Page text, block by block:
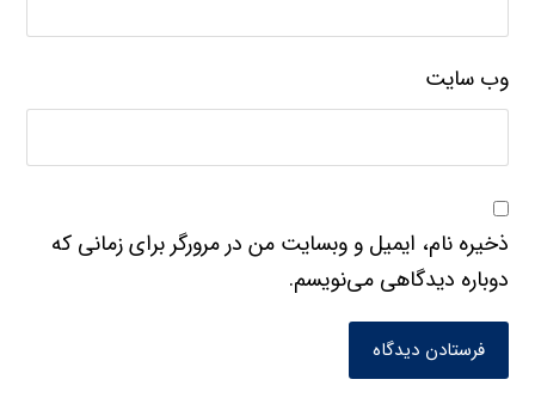
وب‌ سایت
ذخیره نام، ایمیل و وبسایت من در مرورگر برای زمانی که
دوباره دیدگاهی می‌نویسم.
فرستادن دیدگاه